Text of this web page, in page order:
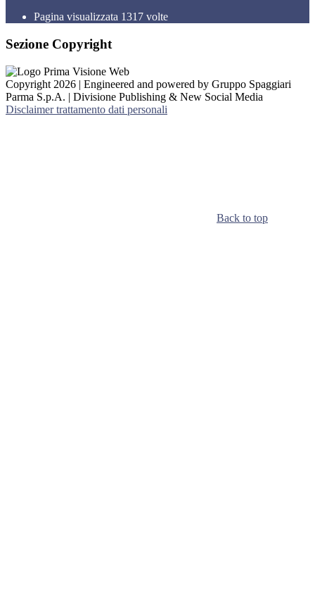
Pagina visualizzata 1317 volte
Sezione Copyright
Copyright 2026 | Engineered and powered by Gruppo Spaggiari
Parma S.p.A. | Divisione Publishing & New Social Media
Disclaimer trattamento dati personali
Back to top